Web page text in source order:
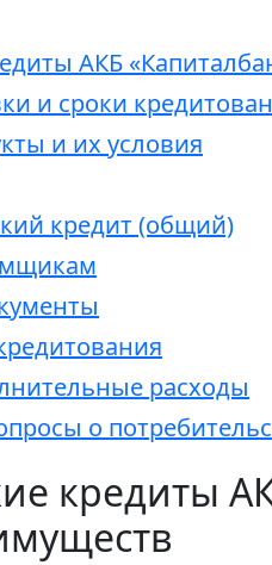
АКБ
и сроки
и их условия
кредит (общий)
расходы
о
кредиты